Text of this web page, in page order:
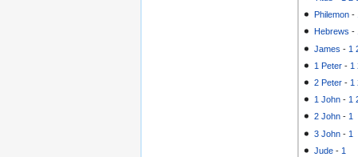
Philemon -
Hebrews -
James - 1
1 Peter - 1
2 Peter - 1
1 John - 1
2 John - 1
3 John - 1
Jude - 1